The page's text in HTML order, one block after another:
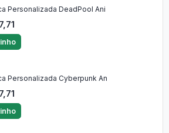
Personalizada DeadPool Ani
Personalizada Cyberpunk An